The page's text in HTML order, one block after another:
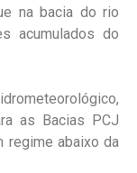
na bacia do rio
acumulados do
as Bacias PCJ
regime abaixo da